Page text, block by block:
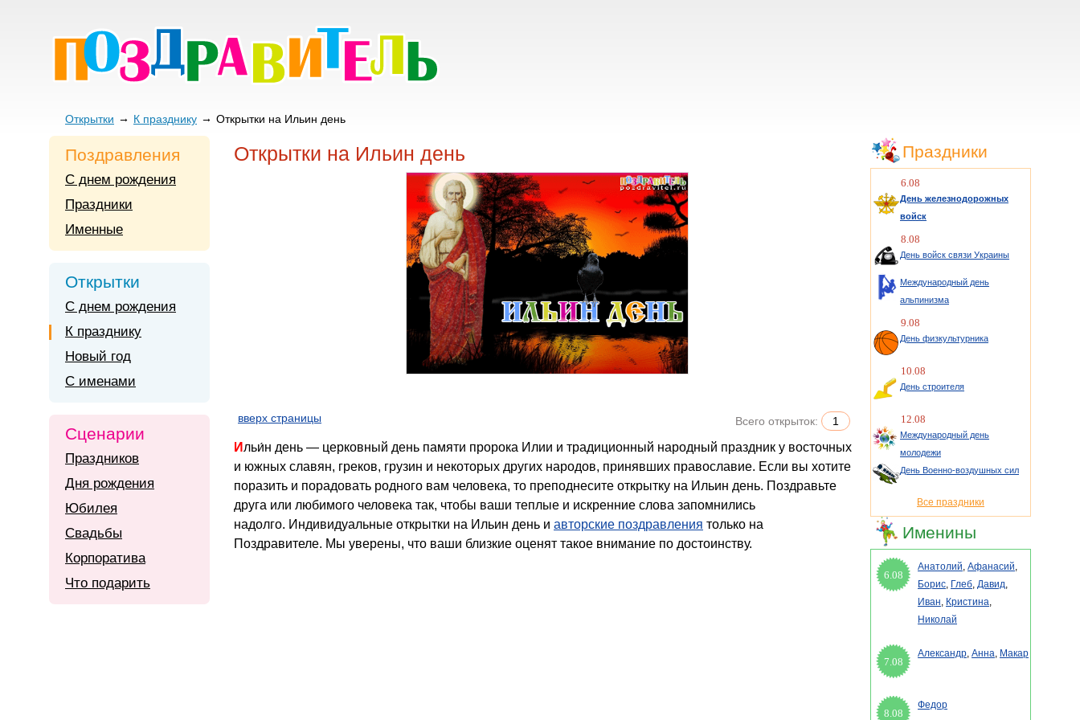
Открытки К празднику Открытки на Ильин день
Открытки на Ильин день
вверх страницы Всего открыток: 1
Ильи́н день — церковный день памяти пророка Илии и традиционный народный праздник у восточных
и южных славян, греков, грузин и некоторых других народов, принявших православие. Если вы хотите
поразить и порадовать родного вам человека, то преподнесите открытку на Ильин день. Поздравьте
друга или любимого человека так, чтобы ваши теплые и искренние слова запомнились
надолго. Индивидуальные открытки на Ильин день и авторские поздравления только на
Поздравителе. Мы уверены, что ваши близкие оценят такое внимание по достоинству.
Поздравления
С днем рождения
Праздники
Именные
Открытки
С днем рождения
К празднику
Новый год
С именами
Сценарии
Праздников
Дня рождения
Юбилея
Свадьбы
Корпоратива
Что подарить
Праздники
6.08
День железнодорожных
войск
8.08
День войск связи Украины
Международный день
альпинизма
9.08
День физкультурника
10.08
День строителя
12.08
Международный день
молодежи
День Военно-воздушных сил
Все праздники
Именины
6.08
Анатолий, Афанасий,
Борис, Глеб, Давид,
Иван, Кристина,
Николай
7.08
Александр, Анна, Макар
8.08
Федор